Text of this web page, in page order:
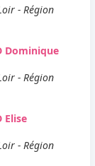
- Région
Dominique
- Région
Elise
- Région